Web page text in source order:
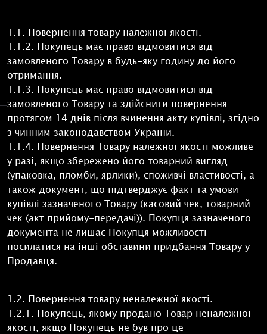
1.1. Повернення товару належної якості.
1.1.2. Покупець має право відмовитися від
замовленого Товару в будь-яку годину до його
отримання.
1.1.3. Покупець має право відмовитися від
замовленого Товару та здійснити повернення
протягом 14 днів після вчинення акту купівлі, згідно
з чинним законодавством України.
1.1.4. Повернення Товару належної якості можливе
у разі, якщо збережено його товарний вигляд
(упаковка, пломби, ярлики), споживчі властивості, а
також документ, що підтверджує факт та умови
купівлі зазначеного Товару (касовий чек, товарний
чек (акт прийому-передачі)). Покупця зазначеного
документа не лишає Покупця можливості
посилатися на інші обставини придбання Товару у
Продавця.
1.2. Повернення товару неналежної якості.
1.2.1. Покупець, якому продано Товар неналежної
якості, якщо Покупець не був про це